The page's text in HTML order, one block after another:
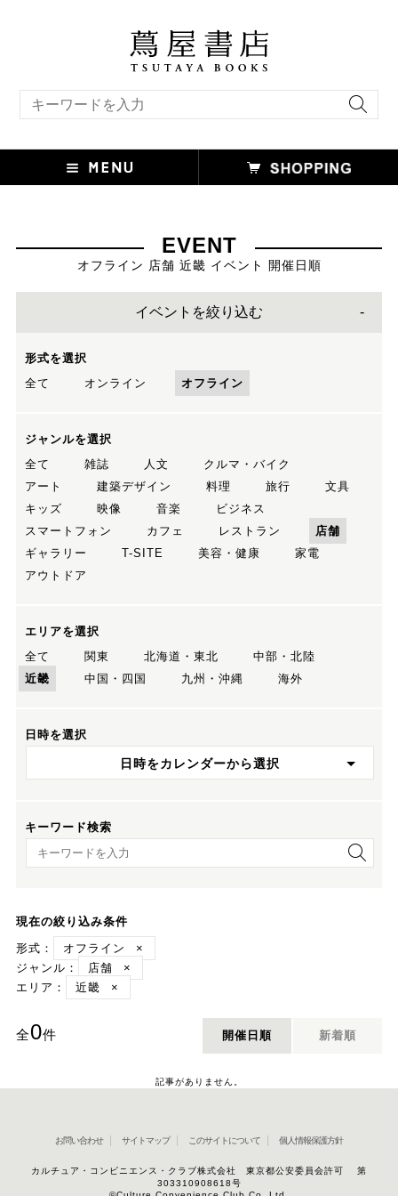
EVENT
オフライン 店舗 近畿 イベント 開催日順
イベントを絞り込む
形式を選択
全て
オンライン オフライン
ジャンルを選択
全て
雑誌 人文
クルマ・バイク
アート
建築デザイン 料理 旅行
文具
キッズ
映像 音楽
ビジネス
スマートフォン
カフェ レストラン
店舗
ギャラリー
T-SITE 美容・健康
家電
アウトドア
エリアを選択
全て
関東 北海道・東北
中部・北陸
近畿
中国・四国 九州・沖縄 海外
日時を選択
日時をカレンダーから選択
キーワード検索
キーワード検索
現在の絞り込み条件
形式：
オフライン
×
ジャンル：
店舗
×
エリア：
近畿 ×
全0件 開催日順 新着順
記事がありません。
お問い合わせ サイトマップ このサイトについて 個人情報保護方針
カルチュア・コンビニエンス・クラブ株式会社 東京都公安委員会許可 第
303310908618号